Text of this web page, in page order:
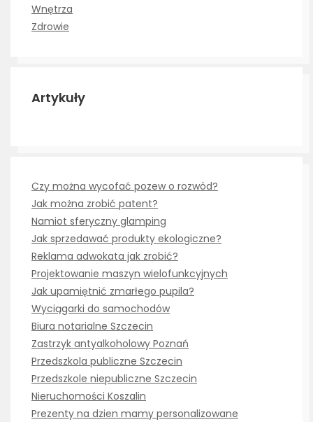
Wnętrza
Zdrowie
Artykuły
Czy można wycofać pozew o rozwód?
Jak można zrobić patent?
Namiot sferyczny glamping
Jak sprzedawać produkty ekologiczne?
Reklama adwokata jak zrobić?
Projektowanie maszyn wielofunkcyjnych
Jak upamiętnić zmarłego pupila?
Wyciągarki do samochodów
Biura notarialne Szczecin
Zastrzyk antyalkoholowy Poznań
Przedszkola publiczne Szczecin
Przedszkole niepubliczne Szczecin
Nieruchomości Koszalin
Prezenty na dzien mamy personalizowane